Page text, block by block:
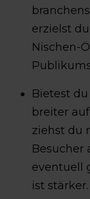
erzielst
Nischen-
Bietest
breiter
ziehst du
Besucher
eventuell
ist stärker.